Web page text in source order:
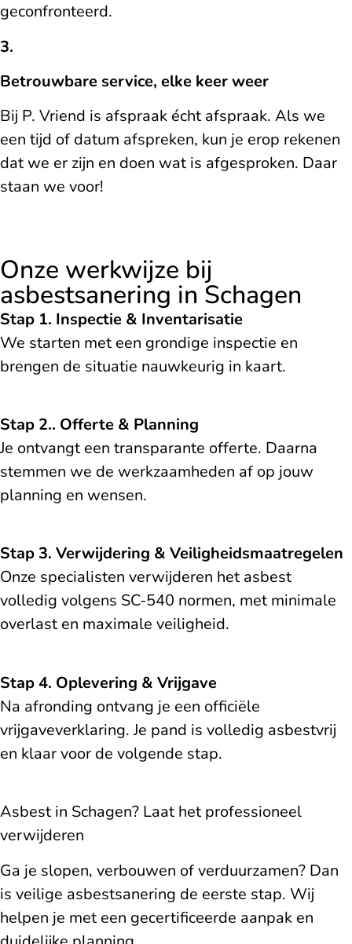
geconfronteerd.
3.
Betrouwbare service, elke keer weer
Bij P. Vriend is afspraak écht afspraak. Als we
een tijd of datum afspreken, kun je erop rekenen
dat we er zijn en doen wat is afgesproken. Daar
staan we voor!
Onze werkwijze bij
asbestsanering in Schagen
Stap 1. Inspectie & Inventarisatie
We starten met een grondige inspectie en
brengen de situatie nauwkeurig in kaart.
Stap 2.. Offerte & Planning
Je ontvangt een transparante offerte. Daarna
stemmen we de werkzaamheden af op jouw
planning en wensen.
Stap 3. Verwijdering & Veiligheidsmaatregelen
Onze specialisten verwijderen het asbest
volledig volgens SC-540 normen, met minimale
overlast en maximale veiligheid.
Stap 4. Oplevering & Vrijgave
Na afronding ontvang je een officiële
vrijgaveverklaring. Je pand is volledig asbestvrij
en klaar voor de volgende stap.
Asbest in Schagen? Laat het professioneel
verwijderen
Ga je slopen, verbouwen of verduurzamen? Dan
is veilige asbestsanering de eerste stap. Wij
helpen je met een gecertificeerde aanpak en